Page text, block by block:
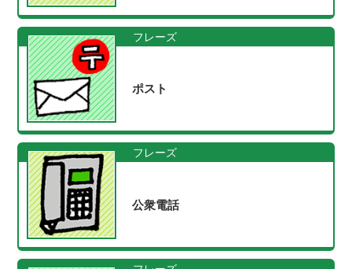
フレーズ
ポスト
フレーズ
公衆電話